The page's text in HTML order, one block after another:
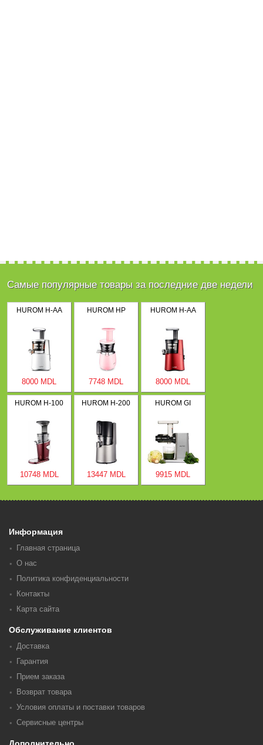
Самые популярные товары за последние две недели
HUROM H-AA
8000 MDL
HUROM HP
7748 MDL
HUROM H-AA
8000 MDL
HUROM H-100
10748 MDL
HUROM H-200
13447 MDL
HUROM GI
9915 MDL
Информация
Главная страница
О нас
Политика конфиденциальности
Контакты
Карта сайта
Обслуживание клиентов
Доставка
Гарантия
Прием заказа
Возврат товара
Условия оплаты и поставки товаров
Сервисные центры